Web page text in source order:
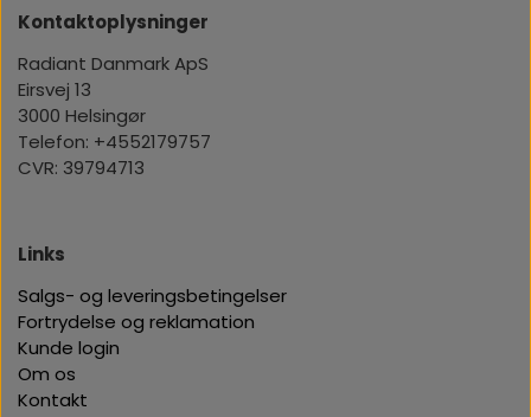
Kontaktoplysninger
Radiant Danmark ApS
Eirsvej 13
3000 Helsingør
Telefon: +4552179757
CVR: 39794713
Links
Salgs- og leveringsbetingelser
Fortrydelse og reklamation
Kunde login
Om os
Kontakt